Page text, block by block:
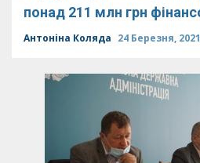
понад 211 млн грн
Антоніна Коляда 24 Березня, 2021